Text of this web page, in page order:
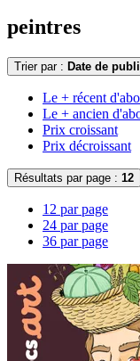
peintres
Trier par : Date de
Le + récent
Le + ancien
Prix croissant
Prix décroissant
Résultats par page : 12
12 par page
24 par page
36 par page